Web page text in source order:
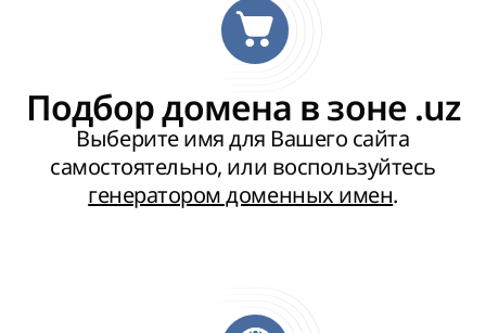
Подбор домена в зоне .uz
Выберите имя для Вашего сайта
самостоятельно, или воспользуйтесь
генератором доменных имен.